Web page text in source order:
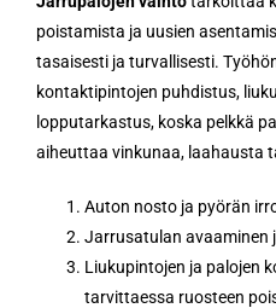
poistamista ja uusien
tasaisesti ja turvallisesti.
kontaktipintojen puhdistus,
lopputarkastus, koska pelkkä
aiheuttaa vinkunaa, laahausta
Auton nosto ja pyörän
Jarrusatulan avaaminen
Liukupintojen ja palojen
tarvittaessa ruosteen